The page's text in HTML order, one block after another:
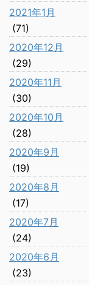
2021年1月
(71)
2020年12月
(29)
2020年11月
(30)
2020年10月
(28)
2020年9月
(19)
2020年8月
(17)
2020年7月
(24)
2020年6月
(23)